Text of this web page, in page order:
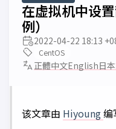
在虚拟机中设
例）
2022-04-22 18:13
CentOS
正體中文English日
该文章由 Hiyoung编